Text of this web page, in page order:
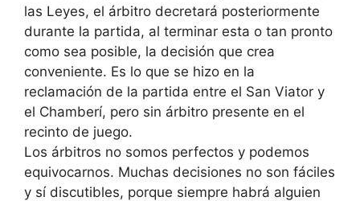
las Leyes, el árbitro decretará posteriormente
durante la partida, al terminar esta o tan pronto
como sea posible, la decisión que crea
conveniente. Es lo que se hizo en la
reclamación de la partida entre el San Viator y
el Chamberí, pero sin árbitro presente en el
recinto de juego.
Los árbitros no somos perfectos y podemos
equivocarnos. Muchas decisiones no son fáciles
y sí discutibles, porque siempre habrá alguien